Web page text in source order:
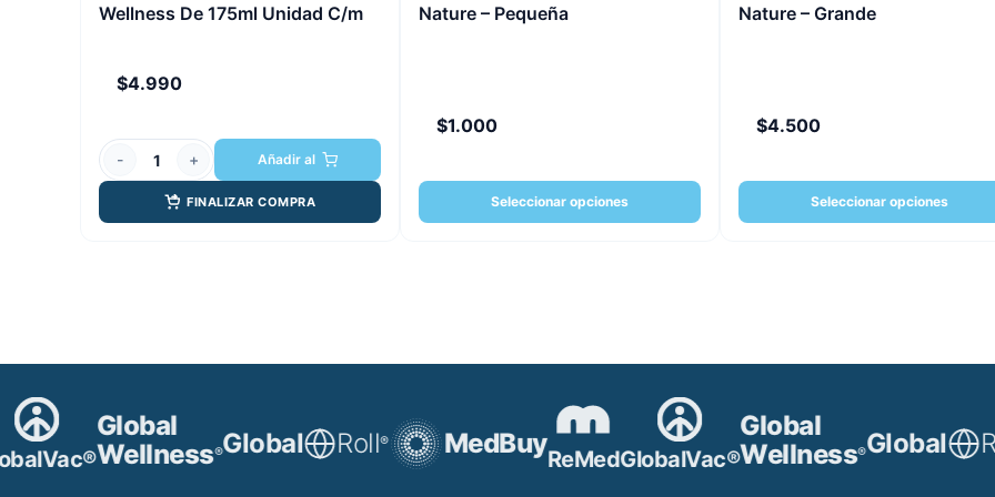
Wellness De 175ml Unidad C/m
$4.990
- + Añadir al
FINALIZAR COMPRA
Nature – Pequeña
$1.000
Seleccionar opciones
Nature – Grande
$4.500
Seleccionar opciones
Global
Wellness®Global Roll® MedBuyReMedGlobalVac®
Global
Wellness®Global